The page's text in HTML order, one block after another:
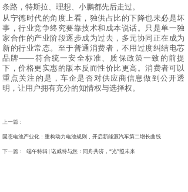
条路，特斯拉、理想、小鹏都先后走过。
从宁德时代的角度上看，独供占比的下降也未必是坏
事，行业竞争终究要靠技术和成本说话。只是单一独
家合作的产业阶段逐步成为过去，多元协同正在成为
新的行业常态。至于普通消费者，不用过度纠结电芯
品牌——符合统一安全标准、质保政策一致的前提
下，价格更实惠的版本反而性价比更高。消费者可以
重点关注的是，车企是否对供应商信息做到公开透
明，让用户拥有充分的知情权与选择权。
上一篇：
固态电池产业化：重构动力电池规则，开启新能源汽车第二增长曲线
下一篇： 端午特辑 | 诺威特与您：同舟共济，“光”照未来